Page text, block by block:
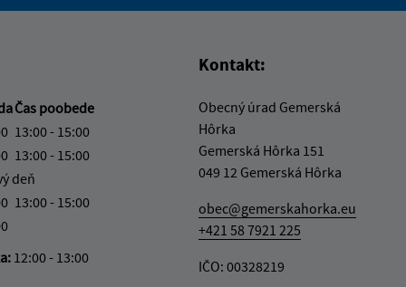
Čas poobede
13:00 - 15:00
13:00 - 15:00
deň
13:00 - 15:00
12:00 - 13:00
Kontakt:
Obecný úrad Gemerská
Hôrka
Gemerská Hôrka 151
049 12 Gemerská Hôrka
obec@gemerskahorka.eu
+421 58 7921 225
IČO: 00328219